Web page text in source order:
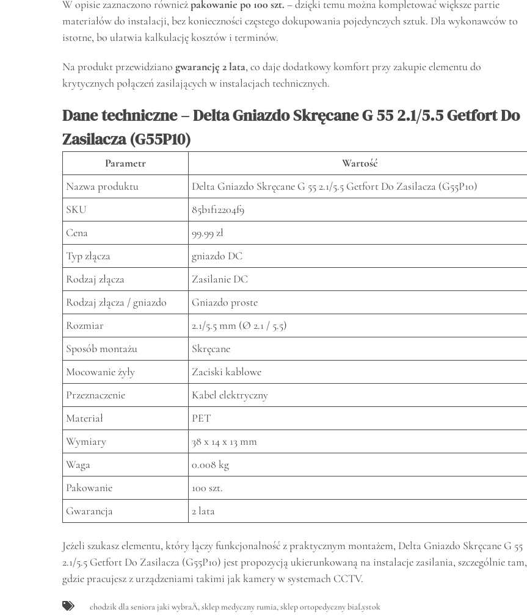
W opisie zaznaczono równieżpakowanie po 100 szt. – dzięki temu można kompletować większe partie
materiałów do instalacji, bez konieczności częstego dokupowania pojedynczych sztuk. Dla wykonawców to
istotne, bo ułatwia kalkulację kosztów i terminów.
Na produkt przewidziano gwarancję 2 lata, co daje dodatkowy komfort przy zakupie elementu do
krytycznych połączeń zasilających w instalacjach technicznych.
Dane techniczne – Delta Gniazdo Skręcane G 55 2.1/5.5 Getfort Do
Zasilacza (G55P10)
Parametr
Wartość
Nazwa produktu
Delta Gniazdo Skręcane G 55 2.1/5.5 Getfort Do Zasilacza (G55P10)
SKU
85b1f12204f9
Cena
99.99 zł
Typ złącza
gniazdo DC
Rodzaj złącza
Zasilanie DC
Rodzaj złącza / gniazdo
Gniazdo proste
Rozmiar
2.1/5.5 mm (Ø 2.1 / 5.5)
Sposób montażu
Skręcane
Mocowanie żyły
Zaciski kablowe
Przeznaczenie
Kabel elektryczny
Materiał
PET
Wymiary
38 x 14 x 13 mm
Waga
0.008 kg
Pakowanie
100 szt.
Gwarancja
2 lata
Jeżeli szukasz elementu, który łączy funkcjonalność z praktycznym montażem, Delta Gniazdo Skręcane G 55
2.1/5.5 Getfort Do Zasilacza (G55P10) jest propozycją ukierunkowaną na instalacje zasilania, szczególnie tam,
gdzie pracujesz z urządzeniami takimi jak kamery w systemach CCTV.
chodzik dla seniora jaki wybraÄ,sklep medyczny rumia,sklep ortopedyczny biaĹystok